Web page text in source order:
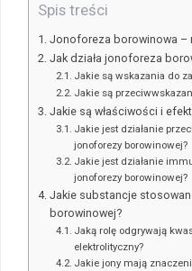
Spis treści
Jonoforeza borowinowa –
Jak działa jonoforeza
Jakie są wskazania do
Jakie są
Jakie są właściwości i
Jakie jest działanie
jonoforezy borowinowej?
Jakie jest działanie
jonoforezy borowinowej?
Jakie substancje
borowinowej?
Jaką rolę odgrywają
elektrolityczny?
Jakie jony mają